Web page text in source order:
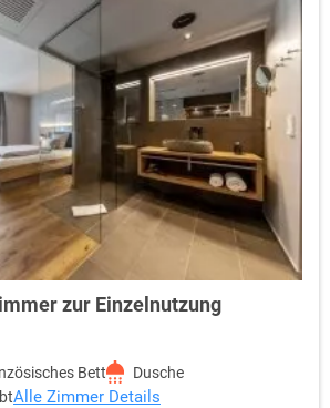
zur Einzelnutzung
Bett
Dusche
Alle Zimmer Details